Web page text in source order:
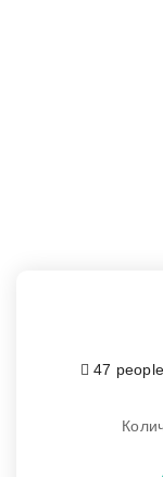
47